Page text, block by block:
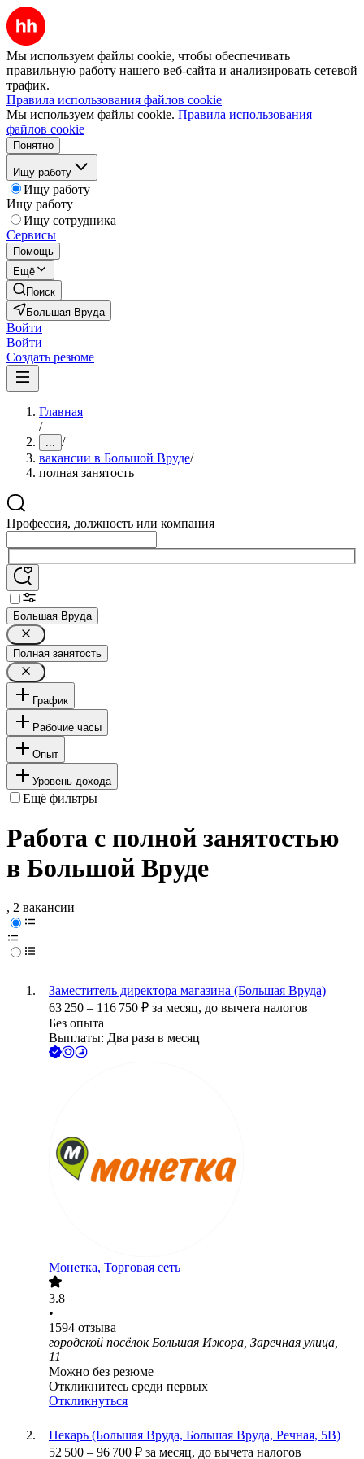
Мы используем файлы cookie, чтобы обеспечивать
правильную работу нашего веб-сайта и анализировать сетевой
трафик.
Правила использования файлов cookie
Мы используем файлы cookie. Правила использования
файлов cookie
Понятно
Ищу работу
Ищу работу
Ищу работу
Ищу сотрудника
Сервисы
Помощь
Ещё
Поиск
Большая Вруда
Войти
Войти
Создать резюме
Главная
/
... /
вакансии в Большой Вруде/
полная занятость
Профессия, должность или компания
Большая Вруда
Полная занятость
График
Рабочие часы
Опыт
Уровень дохода
Ещё фильтры
Работа с полной занятостью
в Большой Вруде
, 2 вакансии
Заместитель директора магазина (Большая Вруда)
63 250 – 116 750 ₽ за месяц, до вычета налогов
Без опыта
Выплаты: Два раза в месяц
Монетка, Торговая сеть
3.8
•
1594 отзыва
городской посёлок Большая Ижора, Заречная улица,
11
Можно без резюме
Откликнитесь среди первых
Откликнуться
Пекарь (Большая Вруда, Большая Вруда, Речная, 5В)
52 500 – 96 700 ₽ за месяц, до вычета налогов